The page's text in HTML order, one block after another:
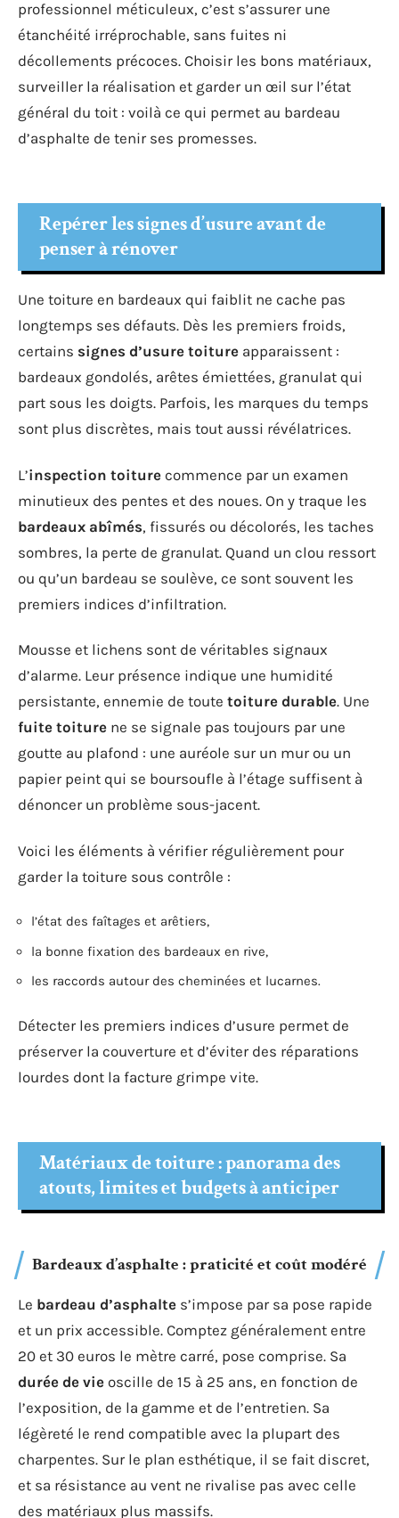
professionnel méticuleux, c’est s’assurer une
étanchéité irréprochable, sans fuites ni
décollements précoces. Choisir les bons matériaux,
surveiller la réalisation et garder un œil sur l’état
général du toit : voilà ce qui permet au bardeau
d’asphalte de tenir ses promesses.
Repérer les signes d’usure avant de
penser à rénover
Une toiture en bardeaux qui faiblit ne cache pas
longtemps ses défauts. Dès les premiers froids,
certains signes d’usure toiture apparaissent :
bardeaux gondolés, arêtes émiettées, granulat qui
part sous les doigts. Parfois, les marques du temps
sont plus discrètes, mais tout aussi révélatrices.
L’inspection toiture commence par un examen
minutieux des pentes et des noues. On y traque les
bardeaux abîmés, fissurés ou décolorés, les taches
sombres, la perte de granulat. Quand un clou ressort
ou qu’un bardeau se soulève, ce sont souvent les
premiers indices d’infiltration.
Mousse et lichens sont de véritables signaux
d’alarme. Leur présence indique une humidité
persistante, ennemie de toute toiture durable. Une
fuite toiture ne se signale pas toujours par une
goutte au plafond : une auréole sur un mur ou un
papier peint qui se boursoufle à l’étage suffisent à
dénoncer un problème sous-jacent.
Voici les éléments à vérifier régulièrement pour
garder la toiture sous contrôle :
l’état des faîtages et arêtiers,
la bonne fixation des bardeaux en rive,
les raccords autour des cheminées et lucarnes.
Détecter les premiers indices d’usure permet de
préserver la couverture et d’éviter des réparations
lourdes dont la facture grimpe vite.
Matériaux de toiture : panorama des
atouts, limites et budgets à anticiper
Bardeaux d’asphalte : praticité et coût modéré
Le bardeau d’asphalte s’impose par sa pose rapide
et un prix accessible. Comptez généralement entre
20 et 30 euros le mètre carré, pose comprise. Sa
durée de vie oscille de 15 à 25 ans, en fonction de
l’exposition, de la gamme et de l’entretien. Sa
légèreté le rend compatible avec la plupart des
charpentes. Sur le plan esthétique, il se fait discret,
et sa résistance au vent ne rivalise pas avec celle
des matériaux plus massifs.